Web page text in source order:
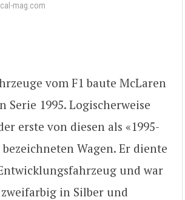
mag.com
vom F1 baute McLaren
Serie 1995. Logischerweise
erste von diesen als «1995-
bezeichneten Wagen. Er diente
und war
in Silber und